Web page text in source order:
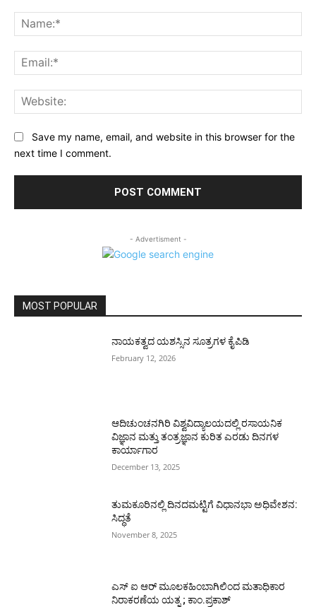
Save my name, email, and website in this browser for the
next time I comment.
- Advertisment -
MOST POPULAR
ನಾಯಕತ್ವದ ಯಶಸ್ಸಿನ ಸೂತ್ರಗಳ ಕೈಪಿಡಿ
February 12, 2026
ಆದಿಚುಂಚನಗಿರಿ ವಿಶ್ವವಿದ್ಯಾಲಯದಲ್ಲಿ ರಸಾಯನಿಕ
ವಿಜ್ಞಾನ ಮತ್ತು ತಂತ್ರಜ್ಞಾನ ಕುರಿತ ಎರಡು ದಿನಗಳ
ಕಾರ್ಯಾಗಾರ
December 13, 2025
ತುಮಕೂರಿನಲ್ಲಿ ದಿನದಮಟ್ಟಿಗೆ ವಿಧಾನಭಾ ಅಧಿವೇಶನ:
ಸಿದ್ಧತೆ
November 8, 2025
ಎಸ್ ಐ ಆರ್ ಮೂಲಕಹಿಂಬಾಗಿಲಿಂದ ಮತಾಧಿಕಾರ
ನಿರಾಕರಣೆಯ ಯತ್ನ ; ಕಾಂ.ಪ್ರಕಾಶ್